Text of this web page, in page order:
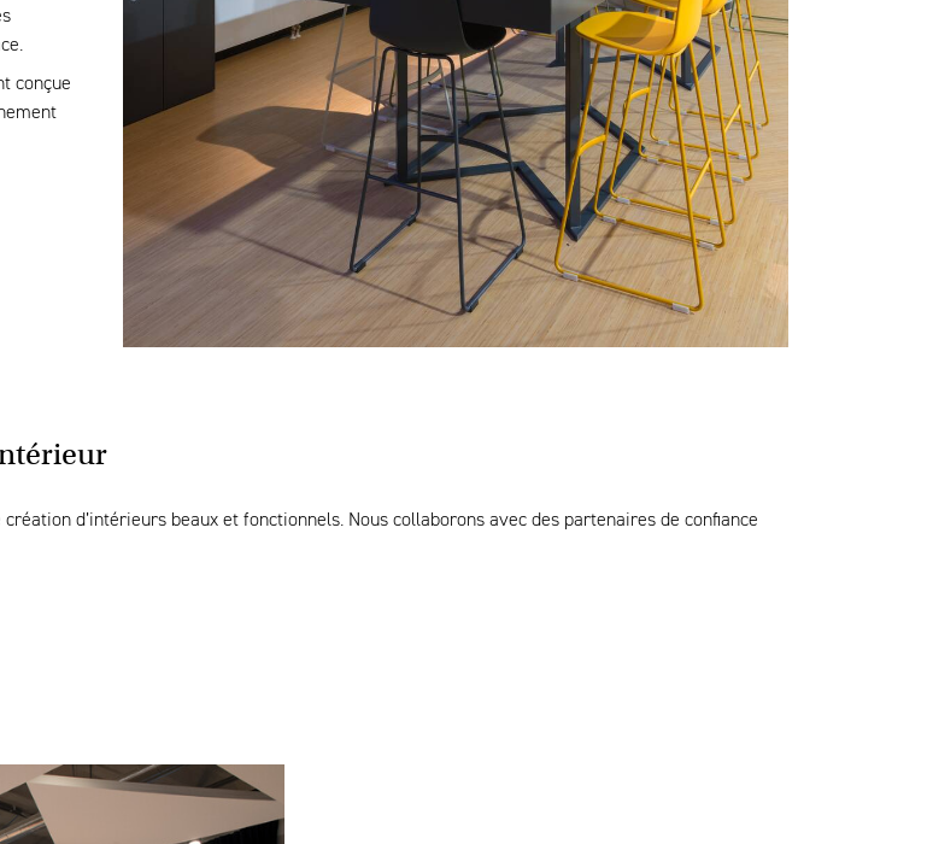
conçue
d’intérieurs beaux et fonctionnels. Nous collaborons avec des partenaires de confiance